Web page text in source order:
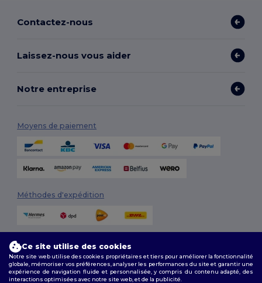
Contactez-nous
Laissez-nous vous aider
Notre entreprise
Moyens de paiement
Méthodes d'expédition
Suivez-nous
Ce site utilise des cookies
Notre site web utilise des cookies propriétaires et tiers pour améliorer la fonctionnalité
globale, mémoriser vos préférences, analyser les performances du site et garantir une
expérience de navigation fluide et personnalisée, y compris du contenu adapté, des
interactions optimisées avec notre site web, et de la publicité.